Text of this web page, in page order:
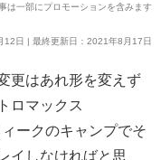
は一部にプロモーションを含みます
12日 | 最終更新日：2021年8月17日
更はあれ形を変えず
ロマックス
ークのキャンプでそ
イ しなければと思